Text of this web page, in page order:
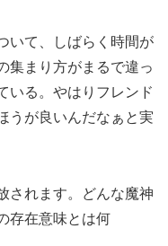
いて、しばらく時間が
集まり方がまるで違っ
いる。やはりフレンド
うが良いんだなぁと実
されます。どんな魔神
存在意味とは何